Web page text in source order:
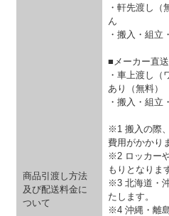
商品引渡し方法
及び配送料金に
ついて
・軒先渡し
ん
・搬入・組立
■メーカー直
・車上渡し（
あり（無料）
・搬入・組立
※1 搬入の際
費用がかかり
※2 ロッカー
もりとなりま
※3 北海道・
たします。
※4 沖縄・離